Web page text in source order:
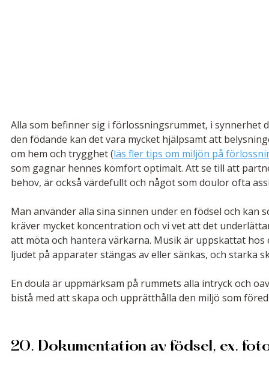
Alla som befinner sig i förlossningsrummet, i synnerhet
den födande kan det vara mycket hjälpsamt att
om hem och trygghet (läs fler tips om miljön på
som gagnar hennes komfort optimalt. Att se till att
behov, är också värdefullt och något som doulor ofta
Man använder alla sina sinnen under en födsel och
kräver mycket koncentration och vi vet att det
att möta och hantera värkarna. Musik är uppskattat
ljudet på apparater stängas av eller sänkas, och starka
En doula är uppmärksam på rummets alla intryck och
bistå med att skapa och upprätthålla den miljö som
20. Dokumentation av födsel, ex.